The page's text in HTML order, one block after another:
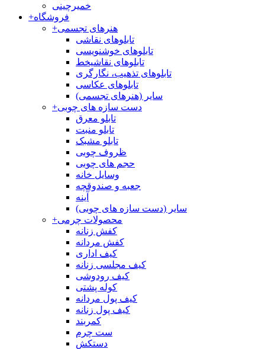
خمیرچینی
+فروشگاه
+هنرهای تجسمی
تابلوهای نقاشی
تابلوهای خوشنویسی
تابلوهای نقاشیخط
تابلوهای تذهیب، نگارگری
تابلوهای عکاسی
سایر (هنرهای تجسمی)
+دست سازه های چوبی
تابلو معرق
تابلو منبت
تابلو مشبک
ظروف چوبی
حجم های چوبی
وسایل خانه
جعبه و صندوقچه
آینه
سایر (دست سازه های چوبی)
+محصولات چرمی
کفش زنانه
کفش مردانه
کیف اداری
کیف مجلسی زنانه
کیف رودوشی
کوله پشتی
کیف پول مردانه
کیف پول زنانه
کمربند
ست چرم
دستکش